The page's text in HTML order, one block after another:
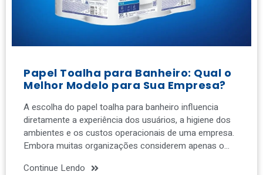
Papel Toalha para Banheiro: Qual o
Melhor Modelo para Sua Empresa?
A escolha do papel toalha para banheiro influencia
diretamente a experiência dos usuários, a higiene dos
ambientes e os custos operacionais de uma empresa.
Embora muitas organizações considerem apenas o…
Continue Lendo